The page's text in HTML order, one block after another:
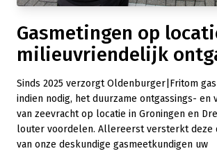
Gasmetingen op
milieuvriendelijk
Sinds 2025 verzorgt Oldenburger|Fritom
indien nodig, het duurzame ontgassings- en
van zeevracht op locatie in Groningen en
louter voordelen. Allereerst versterkt deze
van onze deskundige gasmeetkundigen uw